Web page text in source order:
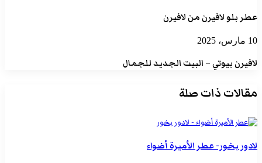
عطر بلو لافيرن من لافيرن
10 مارس، 2025
لافيرن بيوتي – البيت الجديد للجمال
مقالات ذات صلة
لادور بخور- عطر الأميرة أضواء